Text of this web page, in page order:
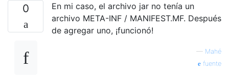
0
En mi caso, el archivo jar no tenía un
archivo META-INF / MANIFEST.MF. Después
de agregar uno, ¡funcionó!
— Mahé
fuente